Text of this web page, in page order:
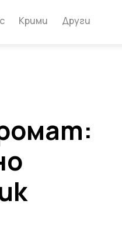
Крими Други